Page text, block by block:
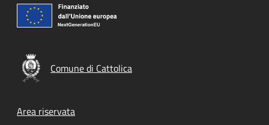
Comune di Cattolica
Footer menu
Area riservata